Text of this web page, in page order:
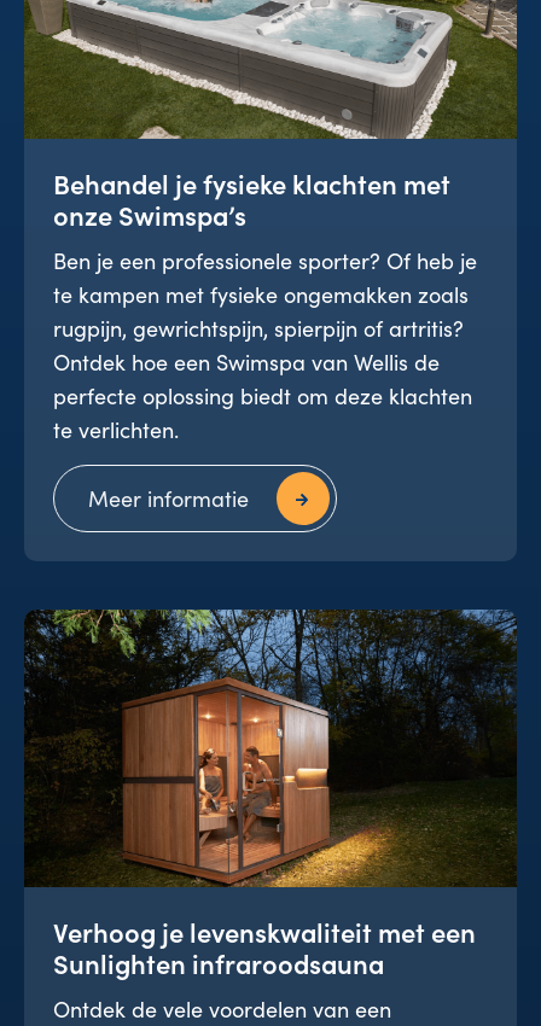
Behandel je fysieke klachten met
onze Swimspa’s
Ben je een professionele sporter? Of heb je
te kampen met fysieke ongemakken zoals
rugpijn, gewrichtspijn, spierpijn of artritis?
Ontdek hoe een Swimspa van Wellis de
perfecte oplossing biedt om deze klachten
te verlichten.
Meer informatie
Verhoog je levenskwaliteit met een
Sunlighten infraroodsauna
Ontdek de vele voordelen van een